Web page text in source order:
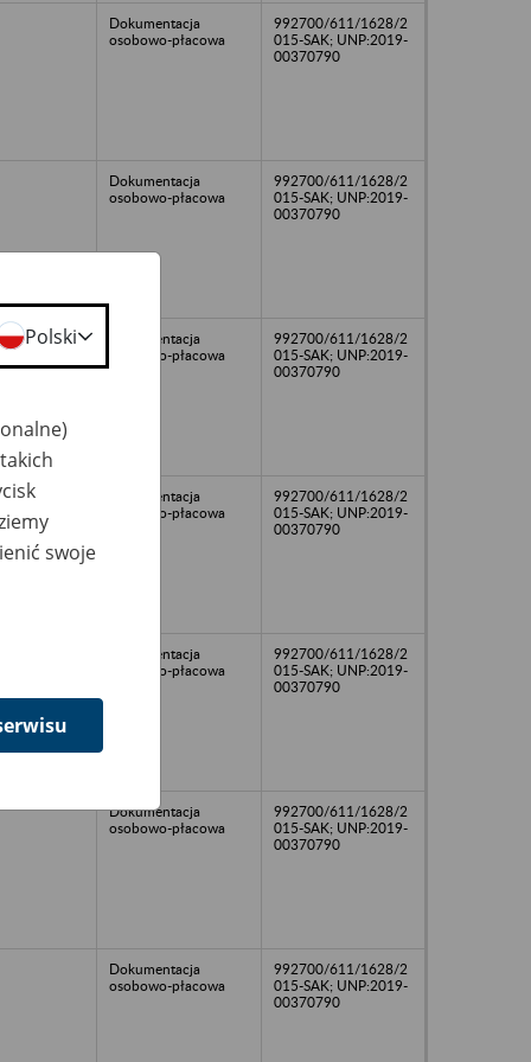
Dokumentacja
osobowo-płacowa
992700/611/1628/2
015-SAK; UNP:2019-
00370790
Dokumentacja
osobowo-płacowa
992700/611/1628/2
015-SAK; UNP:2019-
00370790
Dokumentacja
osobowo-płacowa
992700/611/1628/2
015-SAK; UNP:2019-
00370790
Dokumentacja
osobowo-płacowa
992700/611/1628/2
015-SAK; UNP:2019-
00370790
Dokumentacja
osobowo-płacowa
992700/611/1628/2
015-SAK; UNP:2019-
00370790
Dokumentacja
osobowo-płacowa
992700/611/1628/2
015-SAK; UNP:2019-
00370790
Dokumentacja
osobowo-płacowa
992700/611/1628/2
015-SAK; UNP:2019-
00370790
Polski
swoje